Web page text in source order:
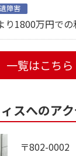
障害
り1800万円で
一覧はこちら
スへのア
〒802-0002